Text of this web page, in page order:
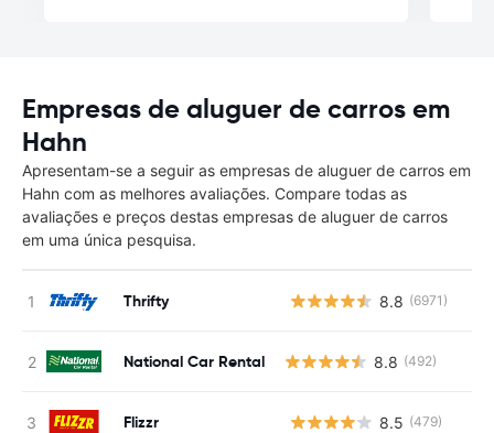
Empresas de aluguer de carros em
Hahn
Apresentam-se a seguir as empresas de aluguer de carros em
Hahn com as melhores avaliações. Compare todas as
avaliações e preços destas empresas de aluguer de carros
em uma única pesquisa.
Thrifty 8.8 (6971)
National Car Rental 8.8 (492)
Flizzr 8.5 (479)